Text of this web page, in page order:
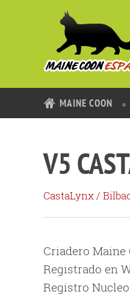
MAINE COON
V5
CastaLynx/
Criadero Maine
Registrado en
Registro